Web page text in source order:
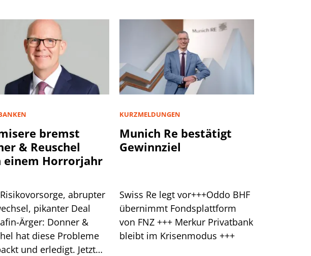
bremst
& Reuschel
einem Horrorjahr
abrupter
pikanter Deal
Ärger: Donner &
hat diese Probleme
und erledigt. Jetzt
KURZMELDUNGEN
Munich Re bestätigt
Gewinnziel
Swiss Re legt vor+++Oddo BHF
übernimmt Fondsplattform
von FNZ +++ Merkur Privatbank
bleibt im Krisenmodus +++